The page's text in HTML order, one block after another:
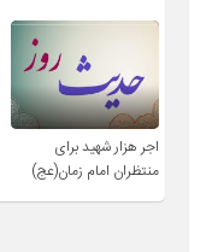
اجر هزار شهید برای
منتظران امام زمان(عج)